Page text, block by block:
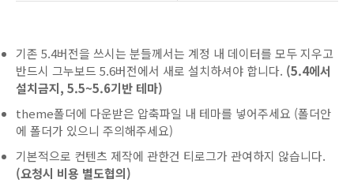
기존 5.4버전을 쓰시는 분들께서는 계정 내 데이터를 모두 지우고
반드시 그누보드 5.6버전에서 새로 설치하셔야 합니다. (5.4에서
설치금지, 5.5~5.6기반 테마)
theme폴더에 다운받은 압축파일 내 테마를 넣어주세요 (폴더안
에 폴더가 있으니 주의해주세요)
기본적으로 컨텐츠 제작에 관한건 티로그가 관여하지 않습니다.
(요청시 비용 별도협의)